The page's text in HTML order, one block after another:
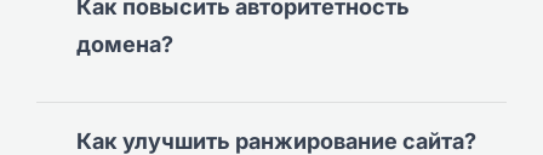
Как повысить авторитетность
домена?
Как улучшить ранжирование сайта?